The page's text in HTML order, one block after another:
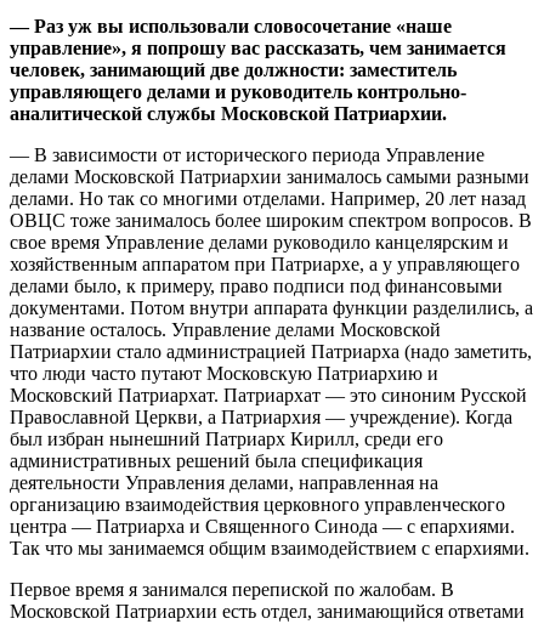
— Раз уж вы использовали словосочетание «наше
управление», я попрошу вас рассказать, чем занимается
человек, занимающий две должности: заместитель
управляющего делами и руководитель контрольно-
аналитической службы Московской Патриархии.
— В зависимости от исторического периода Управление
делами Московской Патриархии занималось самыми разными
делами. Но так со многими отделами. Например, 20 лет назад
ОВЦС тоже занималось более широким спектром вопросов. В
свое время Управление делами руководило канцелярским и
хозяйственным аппаратом при Патриархе, а у управляющего
делами было, к примеру, право подписи под финансовыми
документами. Потом внутри аппарата функции разделились, а
название осталось. Управление делами Московской
Патриархии стало администрацией Патриарха (надо заметить,
что люди часто путают Московскую Патриархию и
Московский Патриархат. Патриархат — это синоним Русской
Православной Церкви, а Патриархия — учреждение). Когда
был избран нынешний Патриарх Кирилл, среди его
административных решений была спецификация
деятельности Управления делами, направленная на
организацию взаимодействия церковного управленческого
центра — Патриарха и Священного Синода — с епархиями.
Так что мы занимаемся общим взаимодействием с епархиями.
Первое время я занимался перепиской по жалобам. В
Московской Патриархии есть отдел, занимающийся ответами